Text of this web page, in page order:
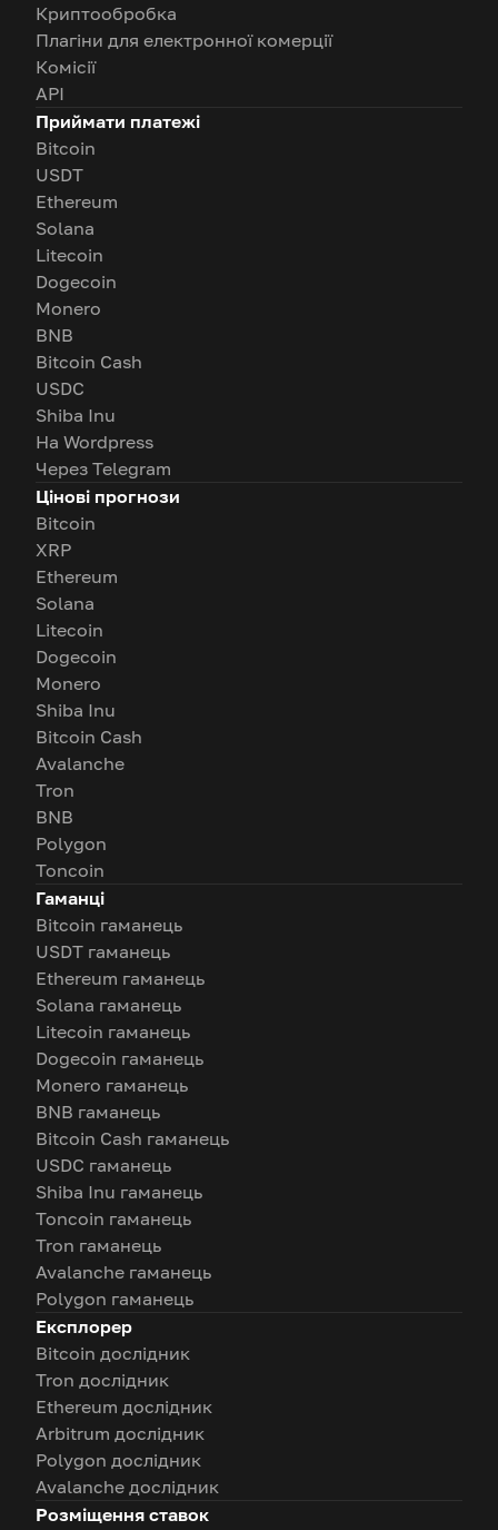
Криптообробка
Плагіни для електронної комерції
Комісії
API
Приймати платежі
Bitcoin
USDT
Ethereum
Solana
Litecoin
Dogecoin
Monero
BNB
Bitcoin Cash
USDC
Shiba Inu
На Wordpress
Через Telegram
Цінові прогнози
Bitcoin
XRP
Ethereum
Solana
Litecoin
Dogecoin
Monero
Shiba Inu
Bitcoin Cash
Avalanche
Tron
BNB
Polygon
Toncoin
Гаманці
Bitcoin гаманець
USDT гаманець
Ethereum гаманець
Solana гаманець
Litecoin гаманець
Dogecoin гаманець
Monero гаманець
BNB гаманець
Bitcoin Cash гаманець
USDC гаманець
Shiba Inu гаманець
Toncoin гаманець
Tron гаманець
Avalanche гаманець
Polygon гаманець
Експлорер
Bitcoin дослідник
Tron дослідник
Ethereum дослідник
Arbitrum дослідник
Polygon дослідник
Avalanche дослідник
Розміщення ставок